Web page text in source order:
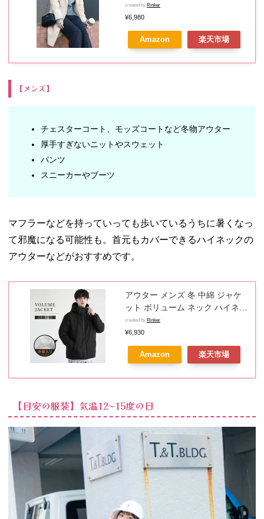
ロング 大きいサイズ ニットモッ
サ 秋 きれいめ カジュアル 無地
おしゃれS/M/L/LL/3Lサイズ
created by Rinker
¥6,980
Amazon 楽天市場
【メンズ】
チェスターコート、モッズコートなど冬物アウター
厚手すぎないニットやスウェット
パンツ
スニーカーやブーツ
マフラーなどを持っていっても歩いているうちに暑くなっ
て邪魔になる可能性も。首元もカバーできるハイネックの
アウターなどがおすすめです。
アウター メンズ 冬 中綿 ジャケ
ット ボリューム ネック ハイネッ
ク 止水 ZIP 秋 防寒 軽量 あった
かい マウンテンパーカー S M L
XL
created by Rinker
¥6,930
Amazon 楽天市場
【目安の服装】気温12〜15度の日